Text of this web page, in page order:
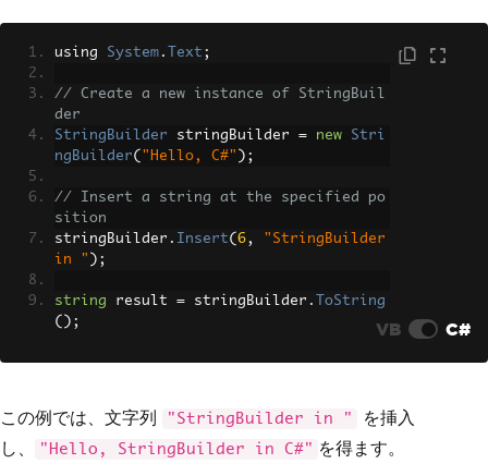
using System . Text ;
// Create a new instance of StringBuil
der
StringBuilder stringBuilder = new
Stri
ngBuilder( "Hello, C#" );
// Insert a string at the specified po
sition
stringBuilder . Insert( 6,
"StringBuilder
in " );
string result = stringBuilder .
ToString
();
VB C#
この例では、文字列 "StringBuilder in "
を挿入
し、
"Hello, StringBuilder in C#" を得ます。